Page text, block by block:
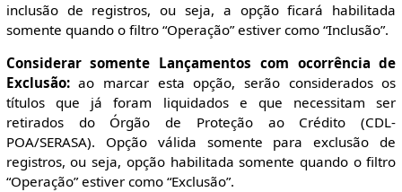
inclusão de registros, ou seja, a opção ficará habilitada
somente quando o filtro “Operação” estiver como “Inclusão”.
Considerar somente Lançamentos com ocorrência de
Exclusão:ao marcar esta opção, serão considerados os
títulos que já foram liquidados e que necessitam ser
retirados do Órgão de Proteção ao Crédito (CDL-
POA/SERASA). Opção válida somente para exclusão de
registros, ou seja, opção habilitada somente quando o filtro
“Operação” estiver como “Exclusão”.